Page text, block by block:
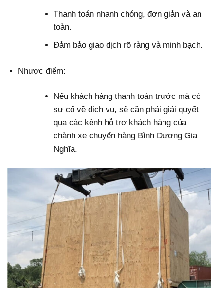
Thanh toán nhanh chóng, đơn giản và an
toàn.
Đảm bảo giao dịch rõ ràng và minh bạch.
Nhược điểm:
Nếu khách hàng thanh toán trước mà có
sự cố về dịch vụ, sẽ cần phải giải quyết
qua các kênh hỗ trợ khách hàng của
chành xe chuyển hàng Bình Dương Gia
Nghĩa.